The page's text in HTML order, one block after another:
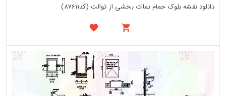
دانلود نقشه بلوک حمام نماات بخشی از توالت (کد87611)